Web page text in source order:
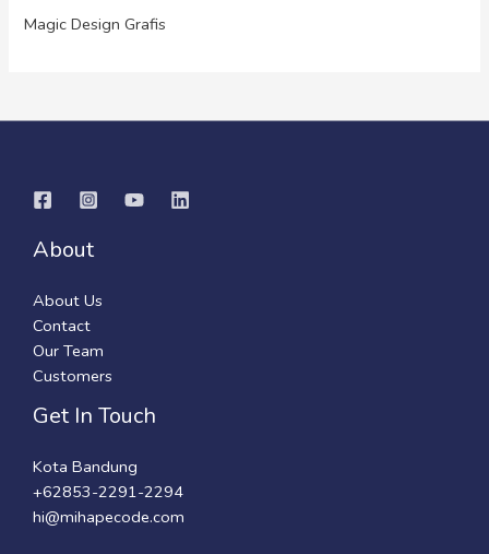
Magic Design Grafis
About
About Us
Contact
Our Team
Customers
Get In Touch
Kota Bandung​
+62853-2291-2294
hi@mihapecode.com